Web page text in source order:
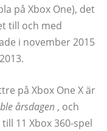
på Xbox One), det
till och med
i november 2015
på Xbox One X är
årsdagen , och
11 Xbox 360-spel